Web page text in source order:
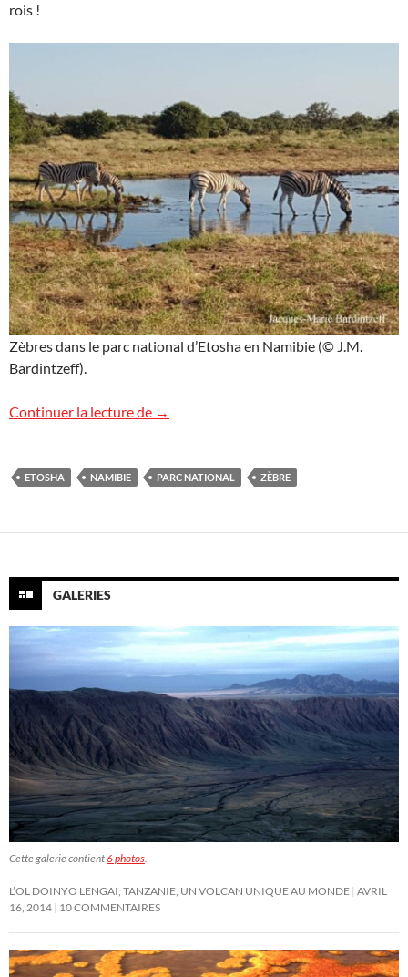
rois !
Zèbres dans le parc national d’Etosha en Namibie (© J.M.
Bardintzeff).
Continuer la lecture de Drôles de zèbres en Namibie
→
ETOSHA NAMIBIE PARC NATIONAL ZÈBRE
GALERIES
Cette galerie contient6 photos.
L’OL DOINYO LENGAI, TANZANIE, UN VOLCAN UNIQUE AU MONDE AVRIL
16, 2014 10 COMMENTAIRES